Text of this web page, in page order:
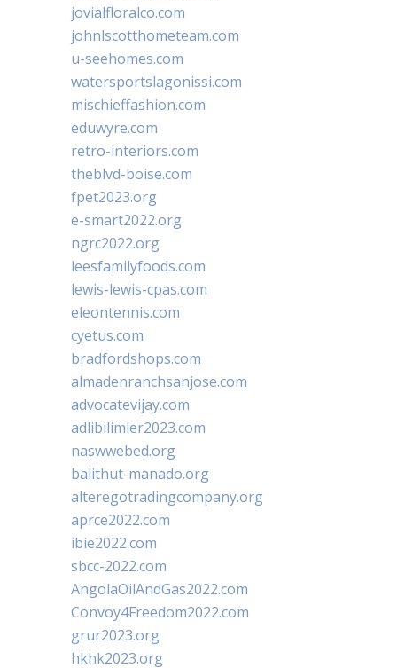
jovialfloralco.com
johnlscotthometeam.com
u-seehomes.com
watersportslagonissi.com
mischieffashion.com
eduwyre.com
retro-interiors.com
theblvd-boise.com
fpet2023.org
e-smart2022.org
ngrc2022.org
leesfamilyfoods.com
lewis-lewis-cpas.com
eleontennis.com
cyetus.com
bradfordshops.com
almadenranchsanjose.com
advocatevijay.com
adlibilimler2023.com
naswwebed.org
balithut-manado.org
alteregotradingcompany.org
aprce2022.com
ibie2022.com
sbcc-2022.com
AngolaOilAndGas2022.com
Convoy4Freedom2022.com
grur2023.org
hkhk2023.org